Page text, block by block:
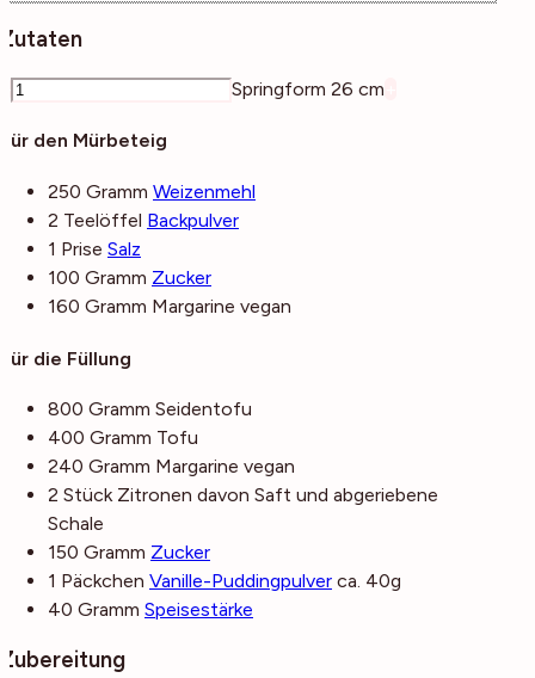
Zutaten
Springform 26 cm
Für den Mürbeteig
250 Gramm Weizenmehl
2 Teelöffel Backpulver
1 Prise Salz
100 Gramm Zucker
160 Gramm Margarine vegan
Für die Füllung
800 Gramm Seidentofu
400 Gramm Tofu
240 Gramm Margarine vegan
2 Stück Zitronen davon Saft und abgeriebene
Schale
150 Gramm Zucker
1 Päckchen Vanille-Puddingpulver ca. 40g
40 Gramm Speisestärke
Zubereitung